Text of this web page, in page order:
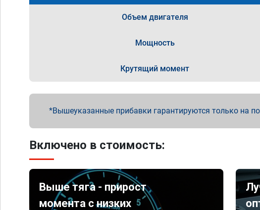
Объем двигателя
Мощность
Крутящий момент
Вышеуказанные прибавки гарантируются только на
Включено в стоимость:
Выше тяга - прирост
момента с низких